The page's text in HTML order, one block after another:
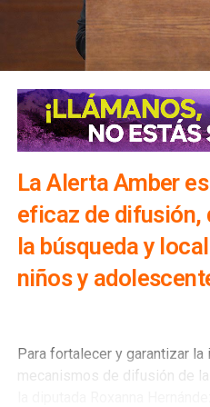
La Alerta Amber
eficaz de difusión,
la búsqueda y
niños y
Para fortalecer y garantizar la
mecanismos de difusión de